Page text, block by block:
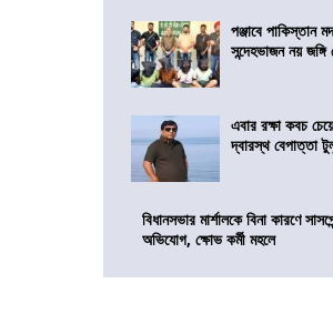
পঞ্জাবে পাকিস্তান
সন্দেহভাজন নয়
এবার রক্ষা কবচ
দ্বারস্থ বেপাত্তা
বিধানসভার মার্শালকে বিনা কারণে
অভিযোগ, ক্ষোভ কর্মী মহলে